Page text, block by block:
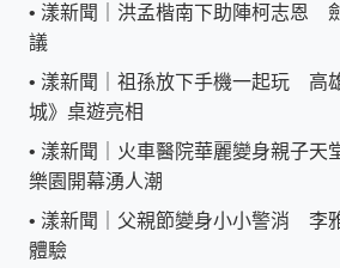
• 漾新聞｜洪孟楷南下助陣柯志恩
議
• 漾新聞｜祖孫放下手機一起玩 高
城》桌遊亮相
• 漾新聞｜火車醫院華麗變身親子
樂園開幕湧人潮
• 漾新聞｜父親節變身小小警消 李
體驗